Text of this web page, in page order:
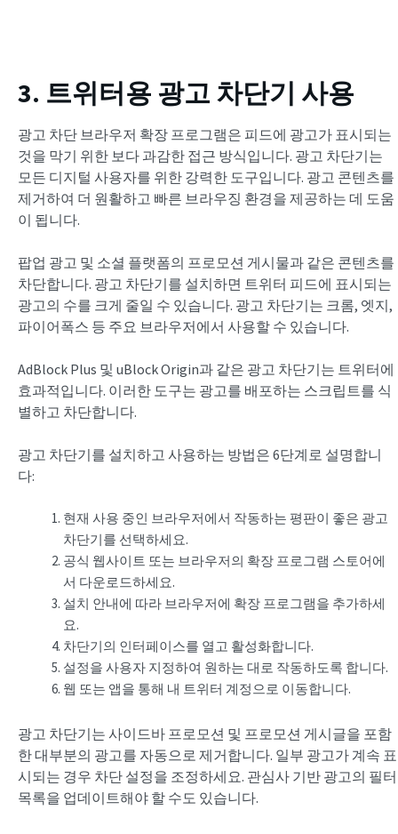
3. 트위터용 광고 차단기 사용
광고 차단 브라우저 확장 프로그램은 피드에 광고가 표시되는
것을 막기 위한 보다 과감한 접근 방식입니다. 광고 차단기는
모든 디지털 사용자를 위한 강력한 도구입니다. 광고 콘텐츠를
제거하여 더 원활하고 빠른 브라우징 환경을 제공하는 데 도움
이 됩니다.
팝업 광고 및 소셜 플랫폼의 프로모션 게시물과 같은 콘텐츠를
차단합니다. 광고 차단기를 설치하면 트위터 피드에 표시되는
광고의 수를 크게 줄일 수 있습니다. 광고 차단기는 크롬, 엣지,
파이어폭스 등 주요 브라우저에서 사용할 수 있습니다.
AdBlock Plus 및 uBlock Origin과 같은 광고 차단기는 트위터에
효과적입니다. 이러한 도구는 광고를 배포하는 스크립트를 식
별하고 차단합니다.
광고 차단기를 설치하고 사용하는 방법은 6단계로 설명합니
다:
현재 사용 중인 브라우저에서 작동하는 평판이 좋은 광고
차단기를 선택하세요.
공식 웹사이트 또는 브라우저의 확장 프로그램 스토어에
서 다운로드하세요.
설치 안내에 따라 브라우저에 확장 프로그램을 추가하세
요.
차단기의 인터페이스를 열고 활성화합니다.
설정을 사용자 지정하여 원하는 대로 작동하도록 합니다.
웹 또는 앱을 통해 내 트위터 계정으로 이동합니다.
광고 차단기는 사이드바 프로모션 및 프로모션 게시글을 포함
한 대부분의 광고를 자동으로 제거합니다. 일부 광고가 계속 표
시되는 경우 차단 설정을 조정하세요. 관심사 기반 광고의 필터
목록을 업데이트해야 할 수도 있습니다.